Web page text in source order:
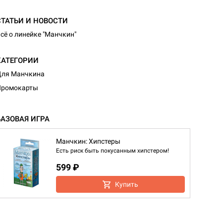
И НОВОСТИ
о линейке "Манчкин"
Манчкина
ИГРА
Манчкин: Хипстеры
Есть риск быть покусанным хипстером!
599 ₽
Купить